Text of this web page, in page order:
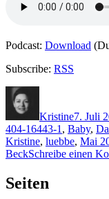
Podcast: Download
Subscribe: RSS
Kristine7. Juli
404-16443-1 , Baby,
Kristine, luebbe, Mai
BeckSchreibe einen
Seiten